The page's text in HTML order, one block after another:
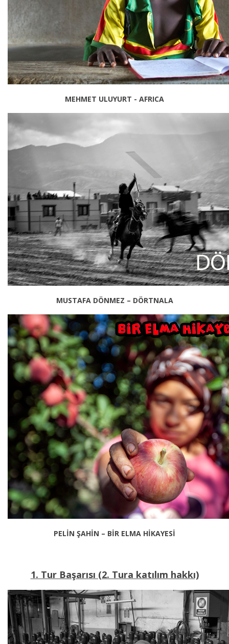
MEHMET ULUYURT - AFRICA
MUSTAFA DÖNMEZ – DÖRTNALA
PELİN ŞAHİN – BİR ELMA HİKAYESİ
1. Tur Başarısı (2. Tura katılım hakkı)